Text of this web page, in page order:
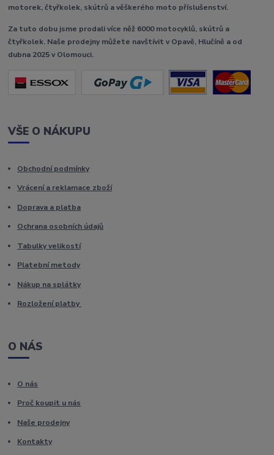
motorek, čtyřkolek, skútrů a věškerého moto příslušenství.
Za tuto dobu jsme prodali více něž 6000 motocyklů, skútrů a
čtyřkolek. Naše prodejny můžete navštívit v Opavě, Hlučíně a od
dubna 2025 v Olomouci.
VŠE O NÁKUPU
Obchodní podmínky
Vrácení a reklamace zboží
Doprava a platba
Ochrana osobních údajů
Tabulky velikostí
Platební metody
Nákup na splátky
Rozložení platby
O NÁS
O nás
Proč koupit u nás
Naše prodejny
Kontakty